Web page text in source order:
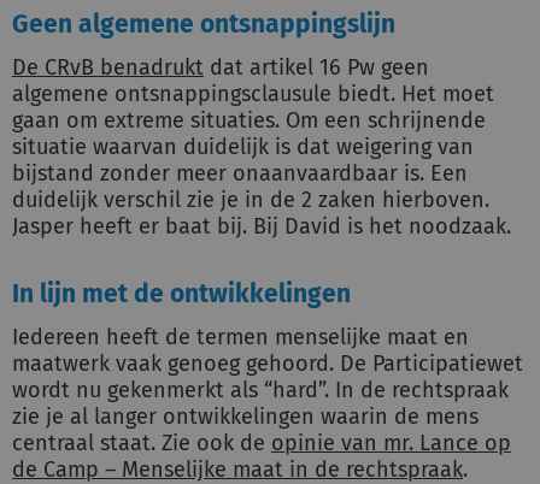
Geen algemene ontsnappingslijn
De CRvB benadrukt dat artikel 16 Pw geen
algemene ontsnappingsclausule biedt. Het moet
gaan om extreme situaties. Om een schrijnende
situatie waarvan duidelijk is dat weigering van
bijstand zonder meer onaanvaardbaar is. Een
duidelijk verschil zie je in de 2 zaken hierboven.
Jasper heeft er baat bij. Bij David is het noodzaak.
In lijn met de ontwikkelingen
Iedereen heeft de termen menselijke maat en
maatwerk vaak genoeg gehoord. De Participatiewet
wordt nu gekenmerkt als “hard”. In de rechtspraak
zie je al langer ontwikkelingen waarin de mens
centraal staat. Zie ook de opinie van mr. Lance op
de Camp – Menselijke maat in de rechtspraak.